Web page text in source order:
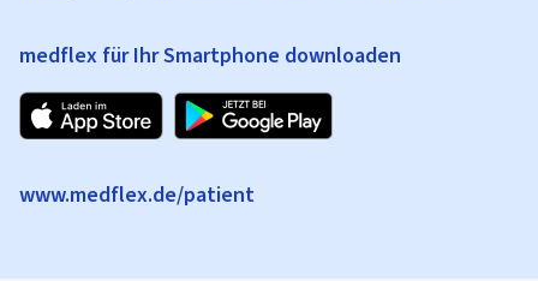
medflex für Ihr Smartphone downloaden
www.medflex.de/patient